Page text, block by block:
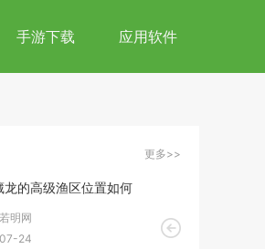
手游下载 应用软件
更多>>
龙的高级渔区位置如何
明网
24